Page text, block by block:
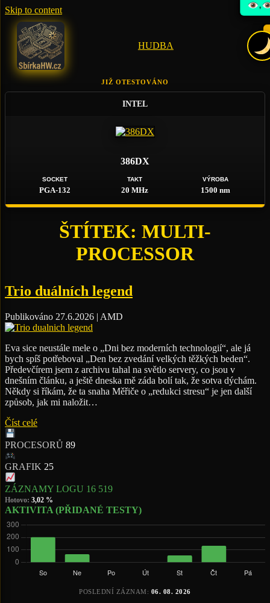
Skip to content
HUDBA
JIŽ OTESTOVÁNO
INTEL
386DX
SOCKET
PGA-132
TAKT
20 MHz
VÝROBA
1500 nm
ŠTÍTEK: MULTI-
PROCESSOR
Trio duálních legend
Publikováno 27.6.2026 | AMD
Eva sice neustále mele o „Dni bez moderních technologií“, ale já
bych spíš potřeboval „Den bez zvedání velkých těžkých beden“.
Předevčírem jsem z archivu tahal na světlo servery, co jsou v
dnešním článku, a ještě dneska mě záda bolí tak, že sotva dýchám.
Někdy si říkám, že ta snaha Měřiče o „redukci stresu“ je jen další
způsob, jak mi naložit…
Číst celé
PROCESORŮ 89
GRAFIK 25
ZÁZNAMY LOGU 16 519
Hotovo: 3,02 %
AKTIVITA (PŘIDANÉ TESTY)
POSLEDNÍ ZÁZNAM: 06. 08. 2026
,